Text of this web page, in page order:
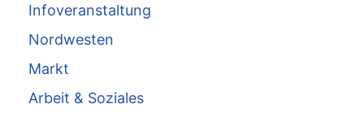
Infoveranstaltung
Nordwesten
Markt
Arbeit & Soziales